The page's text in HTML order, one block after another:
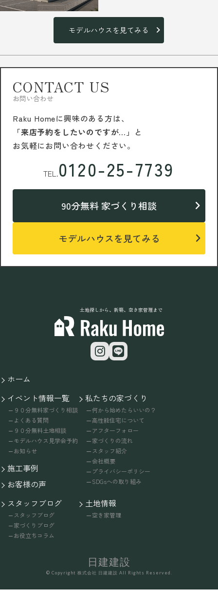
モデルハウスを見てみる
CONTACT US
お問い合わせ
Raku Homeに興味のある方は、
「来店予約をしたいのですが…」 と
お気軽にお問い合わせください。
TEL.0120-25-7739
90分無料 家づくり相談
モデルハウスを見てみる
土地探しから、新築、空き家管理まで
ホーム
イベント情報一覧
９０分無料家づくり相談
よくある質問
９０分無料土地相談
モデルハウス見学会予約
お知らせ
施工事例
お客様の声
私たちの家づくり
何から始めたらいいの？
高性能住宅について
アフターフォロー
家づくりの流れ
スタッフ紹介
会社概要
プライバシーポリシー
SDGsへの取り組み
スタッフブログ
スタッフブログ
家づくりブログ
お役立ちコラム
土地情報
空き家管理
日建建設
© Copyright 株式会社 日建建設 All Rights Reserved.